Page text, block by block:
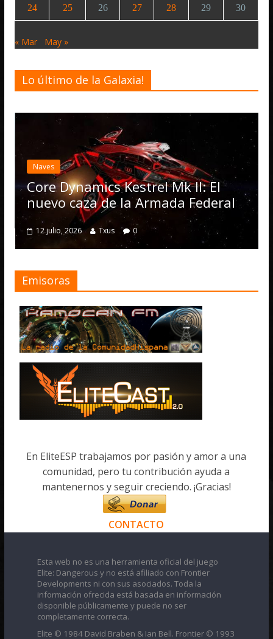
24 25 26 27 28 29 30
« Mar May »
Lo último de la Galaxia!
Mk II: El
Federal
Desarrollo
Elite Dangerous recibe la
actualización 4.4.0:
Operations, el vehículo
numerosas mejoras
4 julio, 2026
Emisoras
En EliteESP trabajamos por pasión y amor a una
comunidad, pero tu contribución ayuda a
mantenernos y seguir creciendo. ¡Gracias!
CONTACTO
Esta web no es una herramienta oficial del juego
Elite: Dangerous y no está afiliado con Frontier
Developments ni con sus asociados. Toda la
información ofrecida está basada en información
disponible públicamente y puede no ser
completamente correcta.
Elite © 1984 David Braben & Ian Bell. Frontier © 1993